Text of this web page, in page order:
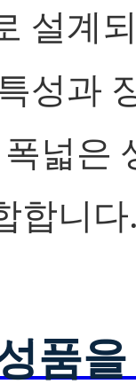
설계
성과
넓은
합니
품